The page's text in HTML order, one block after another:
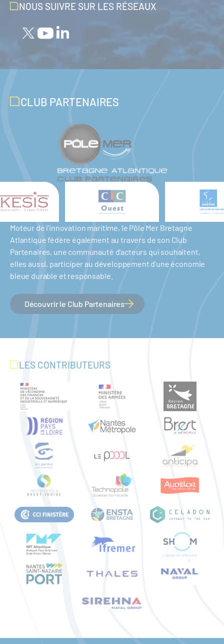
NOUS SUIVRE SUR LES RÉSEAUX
CLUB PARTENAIRES
Moteur de l'innovation maritime, le Pôle Mer Bretagne
Atlantique fédère également au travers de son Club
Partenaires, une communauté d'acteurs qui souhaitent,
elles aussi, participer au développement d'une économie
bleue durable et responsable.
Découvrir le Club Partenaires
LES CONTRIBUTEURS